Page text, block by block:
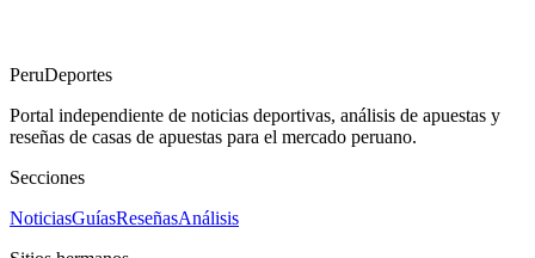
PeruDeportes
Portal independiente de noticias deportivas, análisis de apuestas y
reseñas de casas de apuestas para el mercado peruano.
Secciones
NoticiasGuíasReseñasAnálisis